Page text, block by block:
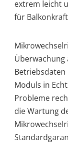
extrem leicht
für
Überwachung
Betriebsdaten
Moduls in
Probleme
die Wartung